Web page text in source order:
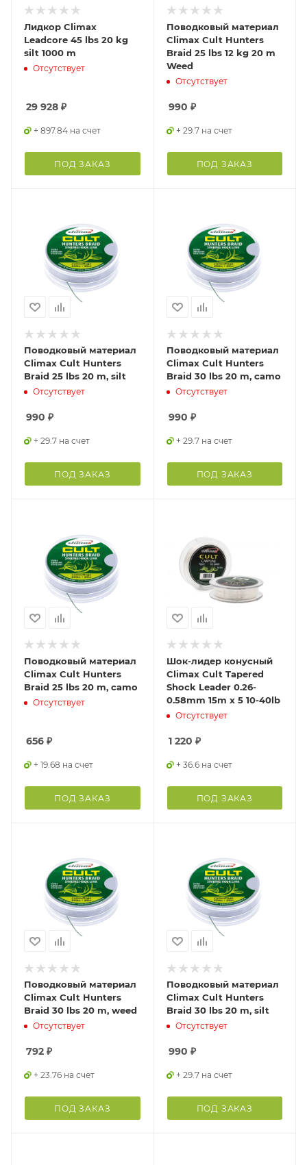
Лидкор Climax
Leadcore 45 lbs 20 kg
silt 1000 m
Отсутствует
29 928 ₽
+ 897.84 на счет
ПОД ЗАКАЗ
Поводковый материал
Climax Cult Hunters
Braid 25 lbs 12 kg 20 m
Weed
Отсутствует
990 ₽
+ 29.7 на счет
ПОД ЗАКАЗ
Поводковый материал
Climax Cult Hunters
Braid 25 lbs 20 m, silt
Отсутствует
990 ₽
+ 29.7 на счет
ПОД ЗАКАЗ
Поводковый материал
Climax Cult Hunters
Braid 30 lbs 20 m, camo
Отсутствует
990 ₽
+ 29.7 на счет
ПОД ЗАКАЗ
Поводковый материал
Climax Cult Hunters
Braid 25 lbs 20 m, camo
Отсутствует
656 ₽
+ 19.68 на счет
ПОД ЗАКАЗ
Шок-лидер конусный
Climax Cult Tapered
Shock Leader 0.26-
0.58mm 15m x 5 10-40lb
Отсутствует
1 220 ₽
+ 36.6 на счет
ПОД ЗАКАЗ
Поводковый материал
Climax Cult Hunters
Braid 30 lbs 20 m, weed
Отсутствует
792 ₽
+ 23.76 на счет
ПОД ЗАКАЗ
Поводковый материал
Climax Cult Hunters
Braid 30 lbs 20 m, silt
Отсутствует
990 ₽
+ 29.7 на счет
ПОД ЗАКАЗ